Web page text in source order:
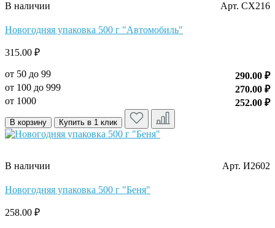
В наличии Арт. CX216
Новогодняя упаковка 500 г "Автомобиль"
315.00 ₽
от 50 до 99
290.00 ₽
от 100 до 999
270.00 ₽
от 1000
252.00 ₽
В корзину Купить в 1 клик
В наличии Арт. И2602
Новогодняя упаковка 500 г "Беня"
258.00 ₽